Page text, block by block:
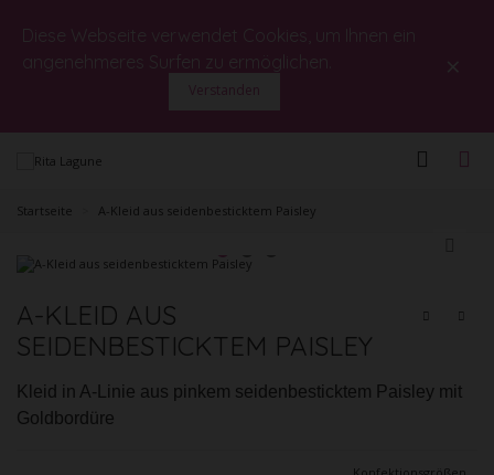
Diese Webseite verwendet Cookies, um Ihnen ein
angenehmeres Surfen zu ermöglichen.
Verstanden
×
Startseite A-Kleid aus seidenbesticktem Paisley
A-KLEID AUS
SEIDENBESTICKTEM PAISLEY
Kleid in A-Linie aus pinkem seidenbesticktem Paisley mit
Goldbordüre